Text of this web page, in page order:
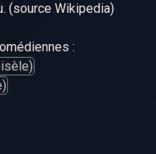
(source Wikipedia)
: